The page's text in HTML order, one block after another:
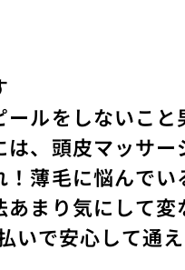
ルをしないこと
は、頭皮マッサー
薄毛に悩んで
あまり気にして
いで安心して通